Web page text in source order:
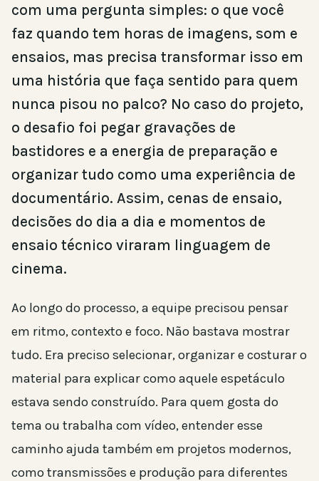
com uma pergunta simples: o que você
faz quando tem horas de imagens, som e
ensaios, mas precisa transformar isso em
uma história que faça sentido para quem
nunca pisou no palco? No caso do projeto,
o desafio foi pegar gravações de
bastidores e a energia de preparação e
organizar tudo como uma experiência de
documentário. Assim, cenas de ensaio,
decisões do dia a dia e momentos de
ensaio técnico viraram linguagem de
cinema.
Ao longo do processo, a equipe precisou pensar
em ritmo, contexto e foco. Não bastava mostrar
tudo. Era preciso selecionar, organizar e costurar o
material para explicar como aquele espetáculo
estava sendo construído. Para quem gosta do
tema ou trabalha com vídeo, entender esse
caminho ajuda também em projetos modernos,
como transmissões e produção para diferentes